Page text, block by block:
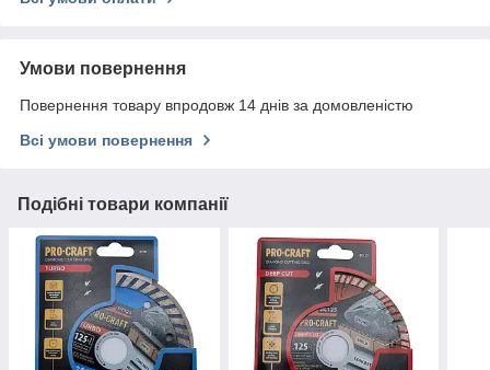
Умови повернення
Повернення товару впродовж 14 днів за домовленістю
Всі умови повернення
Подібні товари компанії